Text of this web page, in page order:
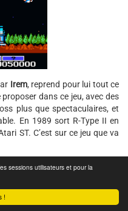
!
sessions utilisateurs et pour la
Irem, reprend pour lui tout ce
dans ce jeu, avec des
plus que spectaculaires, et
En 1989 sort R-Type II en
ST. C’est sur ce jeu que va